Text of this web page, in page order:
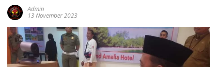
Admin
13 November 2023